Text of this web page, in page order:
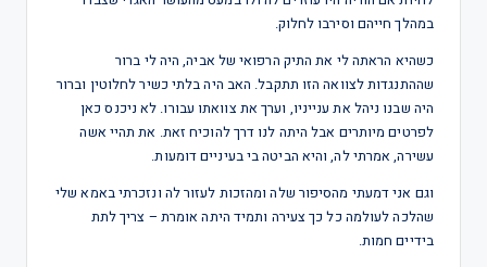
במהלך חייהם וסירבו לחלוק.
כשהיא הראתה לי את התיק הרפואי של אביה, היה לי ברור
שההתנגדות לצוואה הזו תתקבל. האב היה בלתי כשיר לחלוטין וברור
היה שבנו ניהל את ענייניו, וערך את צוואתו עבורו. לא ניכנס כאן
לפרטים מיותרים אבל היתה לנו דרך להוכיח זאת. את תהיי אשה
עשירה, אמרתי לה, והיא הביטה בי בעיניים דומעות.
וגם אני דמעתי מהסיפור שלה ומהזכות לעזור לה ונזכרתי באמא שלי
שהלכה לעולמה כל כך צעירה ותמיד היתה אומרת – צריך לתת
בידיים חמות.